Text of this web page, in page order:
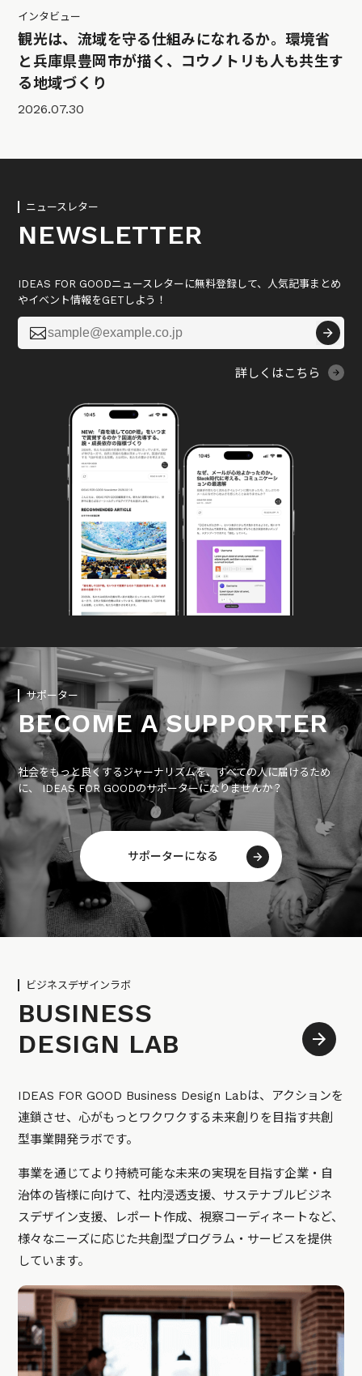
インタビュー
観光は、流域を守る仕組みになれるか。環境省
と兵庫県豊岡市が描く、コウノトリも人も共生す
る地域づくり
2026.07.30
ニュースレター
NEWSLETTER
IDEAS FOR GOODニュースレターに無料登録して、人気記事まとめ
やイベント情報をGETしよう！

詳しくはこちら
サポーター
BECOME A SUPPORTER
社会をもっと良くするジャーナリズムを、すべての人に届けるため
に、 IDEAS FOR GOODのサポーターになりませんか？
サポーターになる
ビジネスデザインラボ
BUSINESS
DESIGN LAB
IDEAS FOR GOOD Business Design Labは、アクションを
連鎖させ、心がもっとワクワクする未来創りを目指す共創
型事業開発ラボです。
事業を通じてより持続可能な未来の実現を目指す企業・自
治体の皆様に向けて、社内浸透支援、サステナブルビジネ
スデザイン支援、レポート作成、視察コーディネートなど、
様々なニーズに応じた共創型プログラム・サービスを提供
しています。